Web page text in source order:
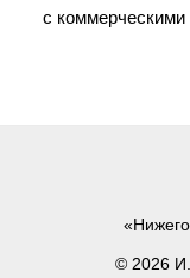
с коммерческими
© 2026